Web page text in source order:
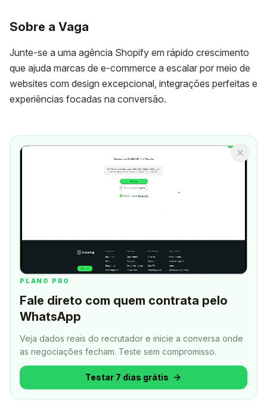
Sobre a Vaga
Junte-se a uma agência Shopify em rápido crescimento
que ajuda marcas de e-commerce a escalar por meio de
websites com design excepcional, integrações perfeitas e
experiências focadas na conversão.
PLANO PRO
Fale direto com quem contrata pelo
WhatsApp
Veja dados reais do recrutador e inicie a conversa onde
as negociações fecham. Teste sem compromisso.
Testar 7 dias grátis